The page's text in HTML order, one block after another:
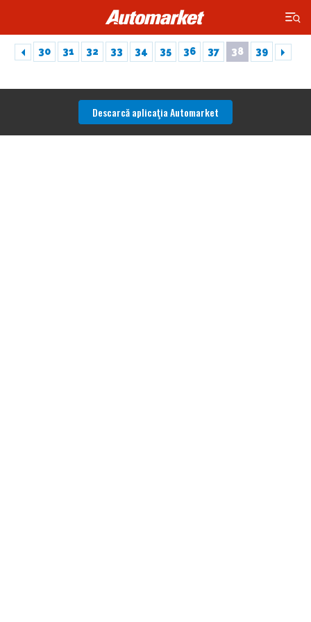
×
30 31 32 33 34 35 36 37 38 39
Descarcă aplicaţia Automarket